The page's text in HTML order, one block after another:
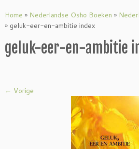
naar
inhoud
Home » Nederlandse Osho Boeken »
» geluk-eer-en-ambitie index
geluk-eer-en-ambitie
← Vorige